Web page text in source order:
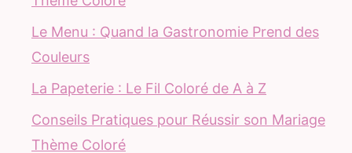
Le Menu : Quand la Gastronomie Prend des
Couleurs
La Papeterie : Le Fil Coloré de A à Z
Conseils Pratiques pour Réussir son Mariage
Thème Coloré